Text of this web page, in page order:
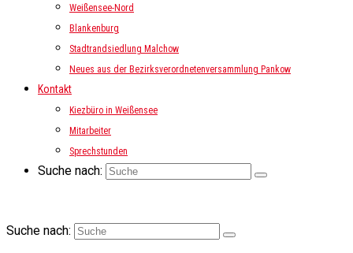
Weißensee-Nord
Blankenburg
Stadtrandsiedlung Malchow
Neues aus der Bezirksverordnetenversammlung Pankow
Kontakt
Kiezbüro in Weißensee
Mitarbeiter
Sprechstunden
Suche nach:
Suche nach: